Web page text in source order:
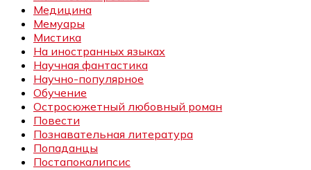
Медицина
Мемуары
Мистика
На иностранных языках
Научная фантастика
Научно-популярное
Обучение
Остросюжетный любовный роман
Повести
Познавательная литература
Попаданцы
Постапокалипсис